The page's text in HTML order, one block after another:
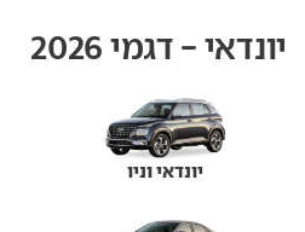
יונדאי - דגמי 2026
יונדאי וניו